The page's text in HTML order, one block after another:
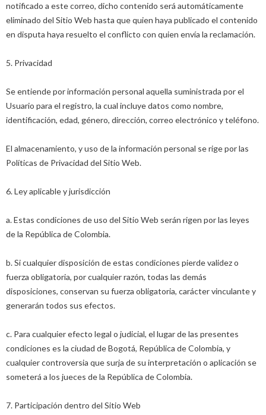
notificado a este correo, dicho contenido será automáticamente
eliminado del Sitio Web hasta que quien haya publicado el contenido
en disputa haya resuelto el conflicto con quien envía la reclamación.
5. Privacidad
Se entiende por información personal aquella suministrada por el
Usuario para el registro, la cual incluye datos como nombre,
identificación, edad, género, dirección, correo electrónico y teléfono.
El almacenamiento, y uso de la información personal se rige por las
Políticas de Privacidad del Sitio Web.
6. Ley aplicable y jurisdicción
a. Estas condiciones de uso del Sitio Web serán rigen por las leyes
de la República de Colombia.
b. Si cualquier disposición de estas condiciones pierde validez o
fuerza obligatoria, por cualquier razón, todas las demás
disposiciones, conservan su fuerza obligatoria, carácter vinculante y
generarán todos sus efectos.
c. Para cualquier efecto legal o judicial, el lugar de las presentes
condiciones es la ciudad de Bogotá, República de Colombia, y
cualquier controversia que surja de su interpretación o aplicación se
someterá a los jueces de la República de Colombia.
7. Participación dentro del Sitio Web